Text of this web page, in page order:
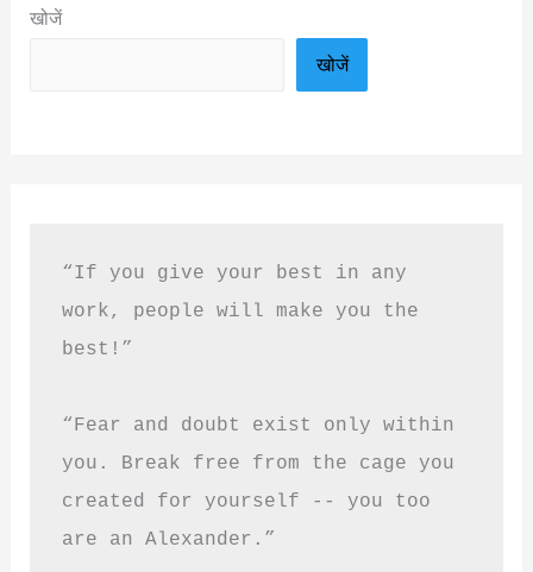
खोजें
खोजें
“If you give your best in any
work, people will make you the
best!”
“Fear and doubt exist only within
you. Break free from the cage you
created for yourself -- you too
are an Alexander.”